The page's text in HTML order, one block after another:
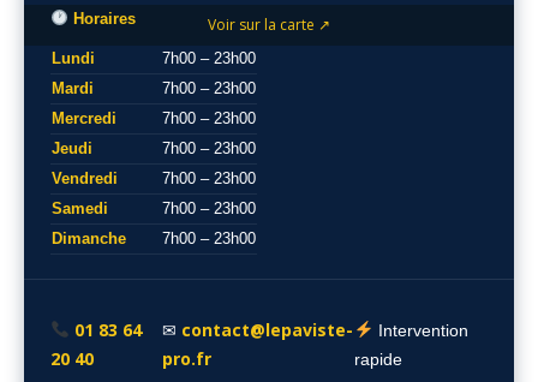
Voir sur la carte ↗
Horaires
Lundi
7h00 – 23h00
Mardi
7h00 – 23h00
Mercredi
7h00 – 23h00
Jeudi
7h00 – 23h00
Vendredi
7h00 – 23h00
Samedi
7h00 – 23h00
Dimanche
7h00 – 23h00
01 83 64
20 40
✉ contact@lepaviste-
pro.fr
Intervention
rapide